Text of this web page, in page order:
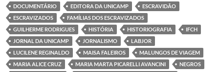
DOCUMENTÁRIO
EDITORA DA UNICAMP
ESCRAVIDÃO
ESCRAVIZADOS
FAMÍLIAS DOS ESCRAVIZADOS
GUILHERME RODRIGUES
HISTÓRIA HISTORIOGRAFIA
IFCH
JORNAL DA UNICAMP
JORNALISMO
LABJOR
LUCILENE REGINALDO
MAISA FALEIROS
MALUNGOS DE VIAGEM
MARIA ALICE CRUZ
MARIA MARTA PICARELLI AVANCINI
NEGROS